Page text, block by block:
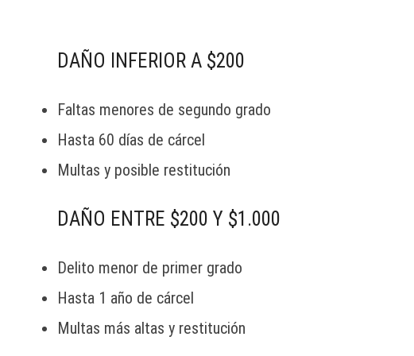
DAÑO INFERIOR A $200
Faltas menores de segundo grado
Hasta 60 días de cárcel
Multas y posible restitución
DAÑO ENTRE $200 Y $1.000
Delito menor de primer grado
Hasta 1 año de cárcel
Multas más altas y restitución